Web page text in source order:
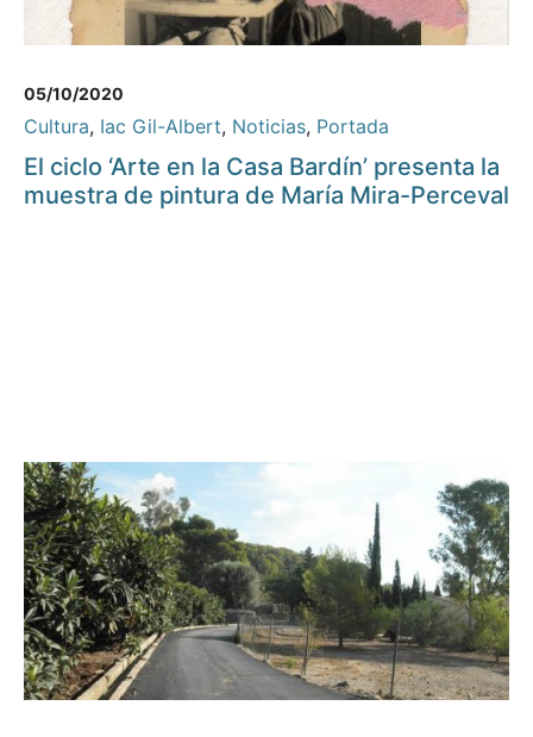
05/10/2020
Cultura, Iac Gil-Albert, Noticias, Portada
El ciclo ‘Arte en la Casa Bardín’ presenta la
muestra de pintura de María Mira-Perceval